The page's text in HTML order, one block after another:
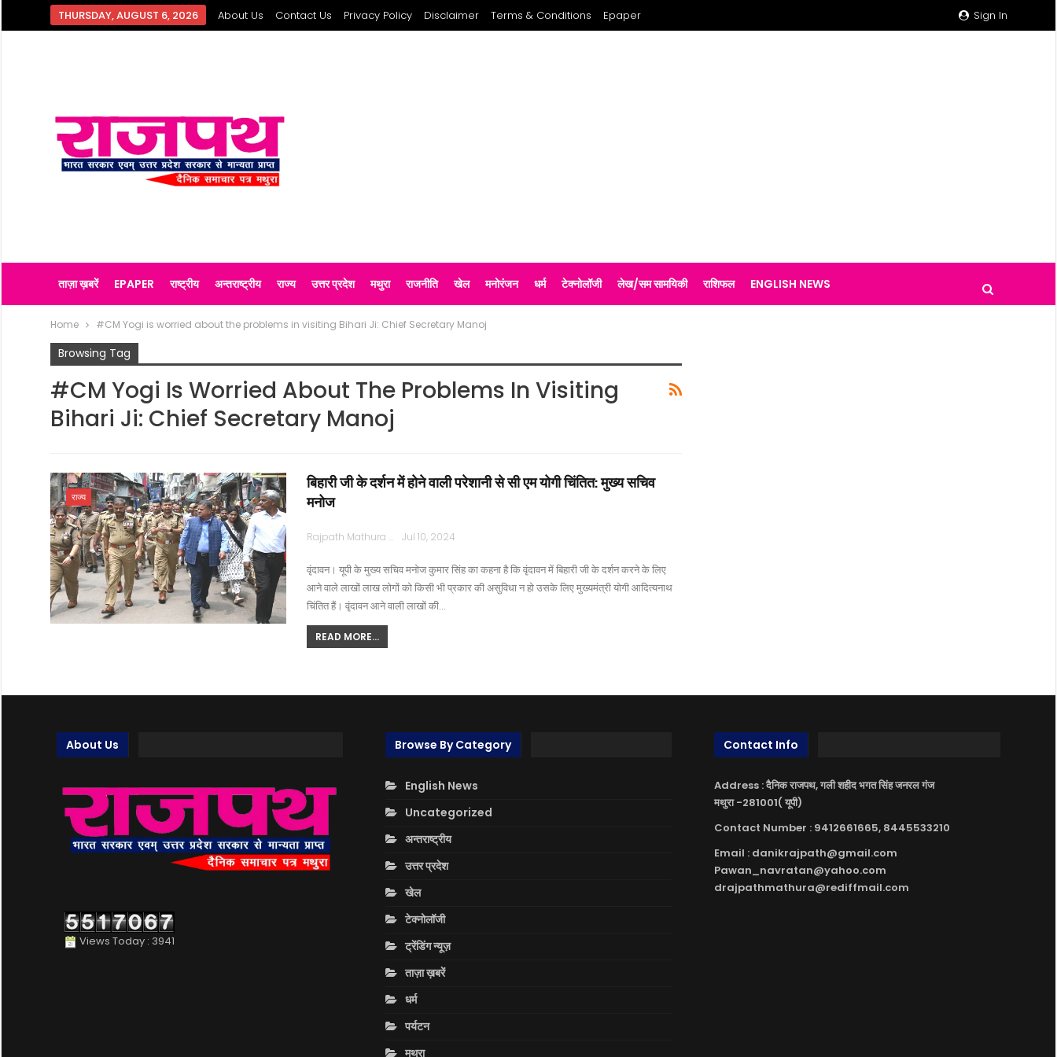
Sign In
THURSDAY, AUGUST 6, 2026 About Us Contact Us Privacy Policy Disclaimer Terms & Conditions Epaper
ताज़ा ख़बरें EPAPER राष्ट्रीय अन्तराष्ट्रीय राज्य उत्तर प्रदेश मथुरा राजनीति खेल मनोरंजन धर्म टेक्नोलॉजी लेख/सम सामयिकी राशिफल ENGLISH NEWS
Home #CM Yogi is worried about the problems in visiting Bihari Ji: Chief Secretary Manoj
Browsing Tag
#CM Yogi Is Worried About The Problems In Visiting
Bihari Ji: Chief Secretary Manoj
राज्य
बिहारी जी के दर्शन में होने वाली परेशानी से सी एम योगी चिंतित: मुख्य सचिव
मनोज
Rajpath Mathura Jul 10, 2024
वृंदावन। यूपी के मुख्य सचिव मनोज कुमार सिंह का कहना है कि वृंदावन में बिहारी जी के दर्शन करने के लिए
आने वाले लाखों लाख लोगों को किसी भी प्रकार की असुविधा न हो उसके लिए मुख्यमंत्री योगी आदित्यनाथ
चिंतित हैं। वृंदावन आने वाली लाखों की…
READ MORE...
About Us
Views Today : 3941
Browse By Category
English News
Uncategorized
अन्तराष्ट्रीय
उत्तर प्रदेश
खेल
टेक्नोलॉजी
ट्रेंडिंग न्यूज़
ताज़ा ख़बरें
धर्म
पर्यटन
मथुरा
Contact Info
Address : दैनिक राजपथ, गली शहीद भगत सिंह जनरल गंज
मथुरा -281001( यूपी)
Contact Number : 9412661665, 8445533210
Email : danikrajpath@gmail.com
Pawan_navratan@yahoo.com
drajpathmathura@rediffmail.com